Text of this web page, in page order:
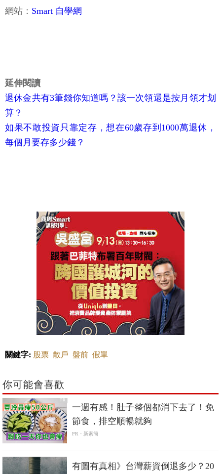
網站： Smart 自學網
延伸閱讀
退休金共有3筆錢你知道嗎？該一次領還是按月領才划
算？
如果不敢投資只靠定存，想在60歲存到1000萬退休，
每個月要存多少錢？
關鍵字: 股票 散戶 盤前 假單
你可能會喜歡
PR
一週有感！肚子整個都消下去了！免
節食，排空順暢就夠
PR・新素簡
有圖有真相》台灣薪資倒退多少？20